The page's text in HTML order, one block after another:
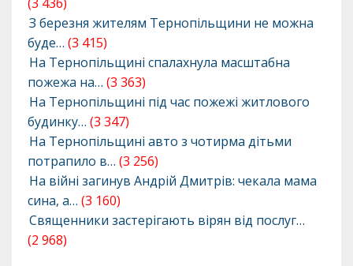
З березня жителям Тернопільщини не можна
буде… (3 415)
На Тернопільщині спалахнула масштабна
пожежа на… (3 363)
На Тернопільщині під час пожежі житлового
будинку… (3 347)
На Тернопільщині авто з чотирма дітьми
потрапило в… (3 256)
На війні загинув Андрій Дмитрів: чекала мама
сина, а… (3 160)
Священники застерігають вірян від послуг…
(2 968)